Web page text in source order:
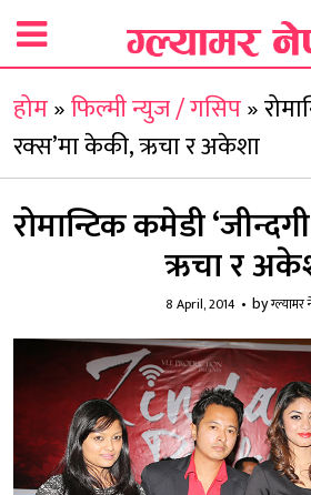
होम»फिल्मी न्युज / गसिप»
रक्स’मा केकी, ऋचा र अकेशा
रोमान्टिक कमेडी
ऋचा र
8 April, 2014 byग्ल्यामर